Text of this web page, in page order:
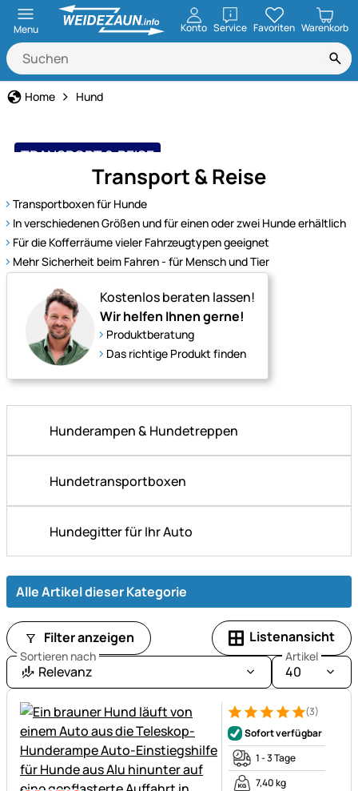
Menu Konto ServiceöffnenFavoriten Warenkorb
Home Hund
TRANSPORT & REISE
sicher und geschütztTransport & Reise
Transportboxen für Hunde
In verschiedenen Größen und für einen oder zwei Hunde erhältlich
Für die Kofferräume vieler Fahrzeugtypen geeignet
Mehr Sicherheit beim Fahren - für Mensch und Tier
Kostenlos beraten lassen!
Wir helfen Ihnen gerne!
Produktberatung
Das richtige Produkt finden
Hunderampen & Hundetreppen
Hundetransportboxen
Hundegitter für Ihr Auto
Alle Artikel dieser Kategorie
Filter anzeigen Listenansicht
Sortieren nach
Relevanz
Artikel
40
Bewertung: 5 von 5 (3
3 Bewertungen
(3)
Sofort verfügbar
1 - 3 Tage
7,40 kg